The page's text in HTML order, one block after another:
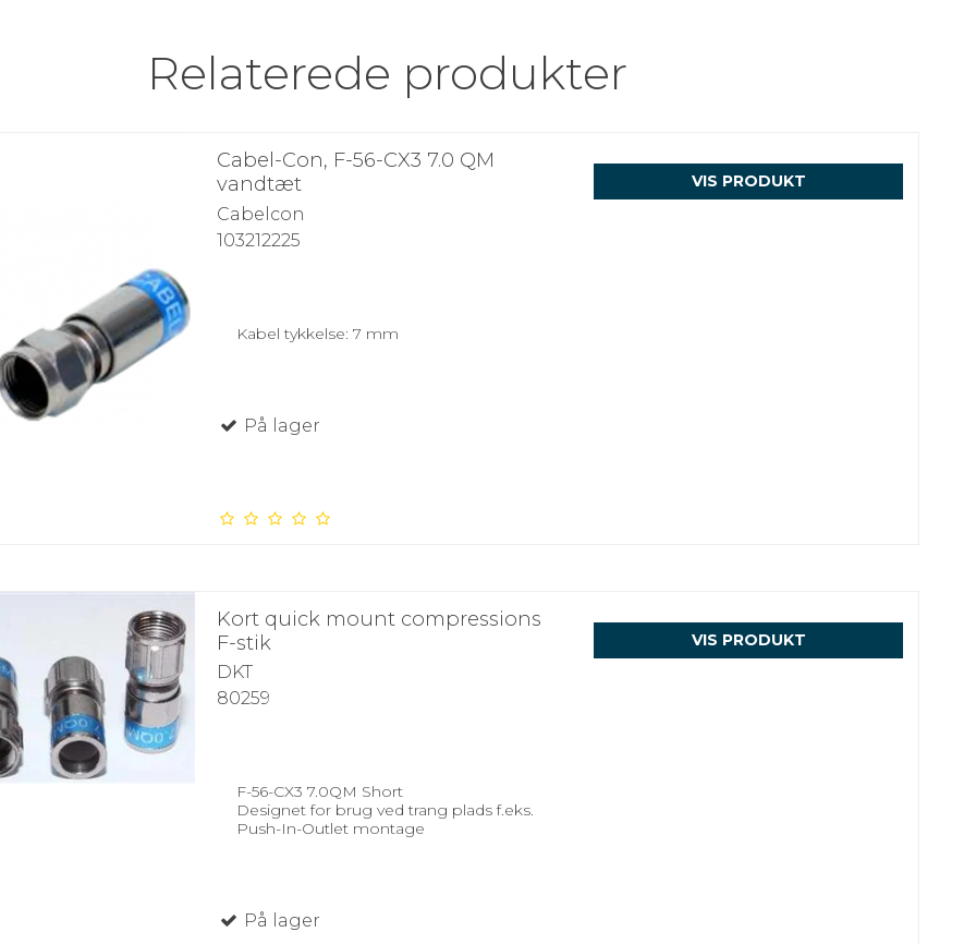
Relaterede produkter
Cabel-Con, F-56-CX3 7.0 QM
vandtæt
Cabelcon
103212225
Kabel tykkelse: 7 mm
På lager
VIS PRODUKT
Kort quick mount compressions
F-stik
DKT
80259
F-56-CX3 7.0QM Short
Designet for brug ved trang plads f.eks.
Push-In-Outlet montage
På lager
VIS PRODUKT